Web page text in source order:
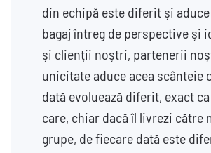
din echipă este diferit și
bagaj întreg de perspective și
și clienții noștri, partenerii
unicitate aduce acea scânteie
dată evoluează diferit, exact
care, chiar dacă îl livrezi către
grupe, de fiecare dată este